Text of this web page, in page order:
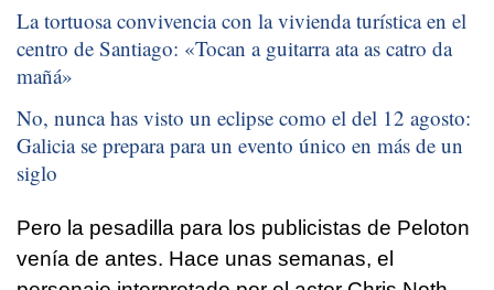
La tortuosa convivencia con la vivienda turística en el
centro de Santiago: «Tocan a guitarra ata as catro da
mañá»
No, nunca has visto un eclipse como el del 12 agosto:
Galicia se prepara para un evento único en más de un
siglo
Pero la pesadilla para los publicistas de Peloton
venía de antes. Hace unas semanas, el